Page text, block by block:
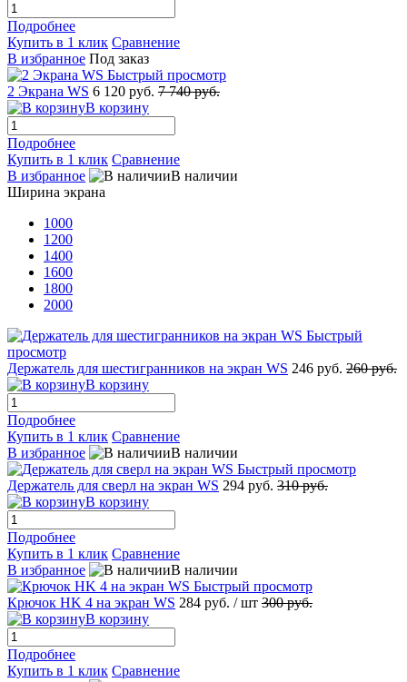
Подробнее
Купить в 1 клик Сравнение
В избранное Под заказ
Быстрый просмотр
2 Экрана WS 6 120 руб. 7 740 руб.
В корзину
Подробнее
Купить в 1 клик Сравнение
В избранное
В наличии
Ширина экрана
1000
1200
1400
1600
1800
2000
Быстрый
просмотр
Держатель для шестигранников на экран WS 246 руб. 260 руб.
В корзину
Подробнее
Купить в 1 клик Сравнение
В избранное
В наличии
Быстрый просмотр
Держатель для сверл на экран WS 294 руб. 310 руб.
В корзину
Подробнее
Купить в 1 клик Сравнение
В избранное
В наличии
Быстрый просмотр
Крючок HK 4 на экран WS 284 руб. / шт 300 руб.
В корзину
Подробнее
Купить в 1 клик Сравнение